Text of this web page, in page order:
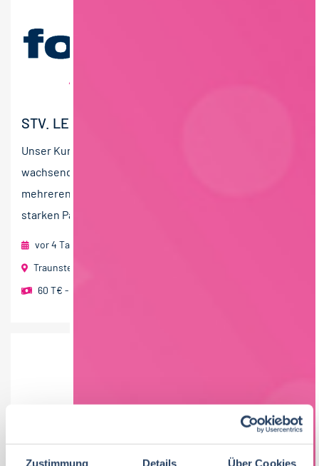
Zustimmung Details Über Cookies
STV. LEITUNG TECHNIK (M/W/D)
Unser Kunde ist ein traditionsreicher und stark
wachsender Betrieb aus der Lebensmittelindustrie mit
mehreren Standorten in Deutschland. Dank eines
starken Partnerverbunds...
vor 4 Tagen
Traunstein
60 T€ - 80 T€ pro Jahr